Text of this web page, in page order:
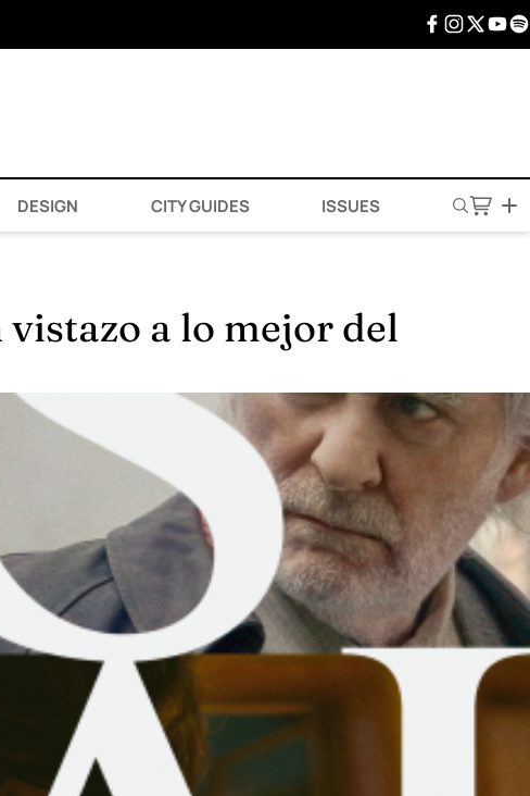
DESIGN CITY GUIDES ISSUES
a lo mejor del